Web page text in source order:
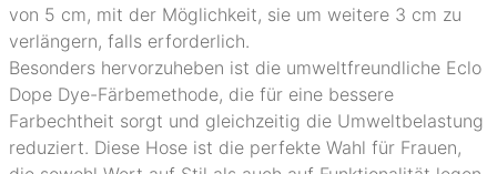
von 5 cm, mit der Möglichkeit, sie um weitere 3 cm zu
verlängern, falls erforderlich.
Besonders hervorzuheben ist die umweltfreundliche Eclo
Dope Dye-Färbemethode, die für eine bessere
Farbechtheit sorgt und gleichzeitig die Umweltbelastung
reduziert. Diese Hose ist die perfekte Wahl für Frauen,